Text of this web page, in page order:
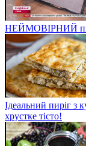
НЕЙМОВІРНИЙ
Ідеальний пиріг з
хрустке тісто!